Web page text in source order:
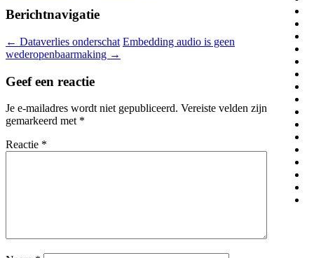
Berichtnavigatie
← Dataverlies onderschat Embedding audio is geen
wederopenbaarmaking →
Geef een reactie
Je e-mailadres wordt niet gepubliceerd. Vereiste velden zijn
gemarkeerd met *
Reactie *